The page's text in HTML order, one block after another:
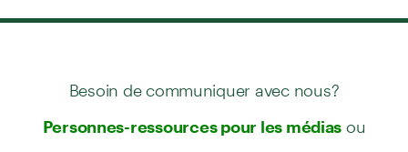
Besoin de communiquer avec nous?
Personnes-ressources pour les médias ou